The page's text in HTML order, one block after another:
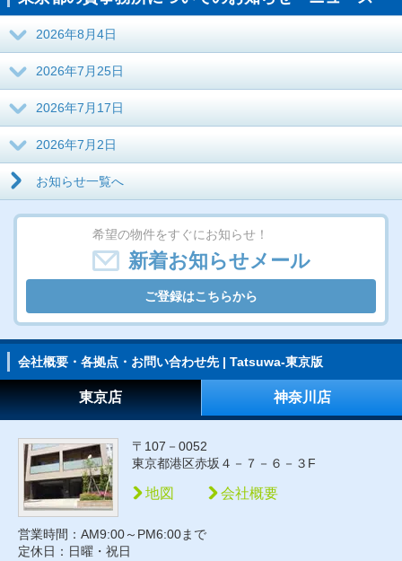
2026年8月4日
2026年7月25日
2026年7月17日
2026年7月2日
お知らせ一覧へ
希望の物件をすぐにお知らせ！
新着お知らせメール
ご登録はこちらから
会社概要・各拠点・お問い合わせ先 | Tatsuwa-東京版
東京店 神奈川店
〒107－0052
東京都港区赤坂４－７－６－３F
地図 会社概要
営業時間：AM9:00～PM6:00まで
定休日：日曜・祝日